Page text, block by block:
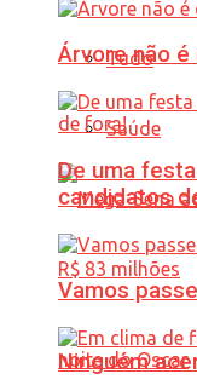
Tudo
Saúde
Ninguém
Árvore não é
De uma
candidatos
Vamos